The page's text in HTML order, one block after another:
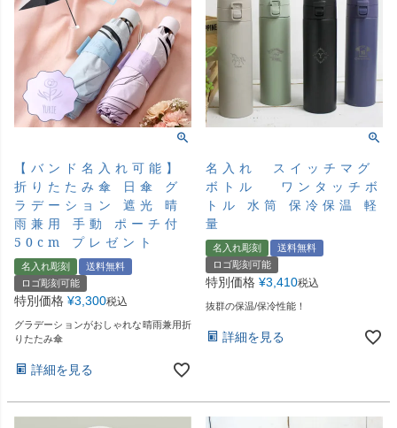
【バンド名入れ可能】
折りたたみ傘 日傘 グ
ラデーション 遮光 晴
雨兼用 手動 ポーチ付
50cm プレゼント
名入れ彫刻
送料無料
ロゴ彫刻可能
特別価格 ¥3,300税込
グラデーションがおしゃれな晴雨兼用折
りたたみ傘
詳細を見る
名入れ スイッチマグ
ボトル ワンタッチボ
トル 水筒 保冷保温 軽
量
名入れ彫刻
送料無料
ロゴ彫刻可能
特別価格 ¥3,410税込
抜群の保温/保冷性能！
詳細を見る